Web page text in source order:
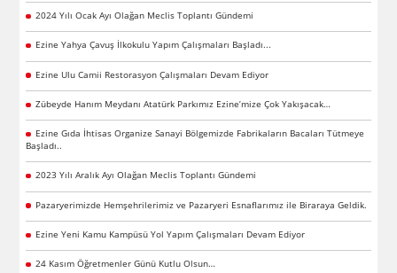
2024 Yılı Ocak Ayı Olağan Meclis Toplantı Gündemi
Ezine Yahya Çavuş İlkokulu Yapım Çalışmaları Başladı...
Ezine Ulu Camii Restorasyon Çalışmaları Devam Ediyor
Zübeyde Hanım Meydanı Atatürk Parkımız Ezine’mize Çok Yakışacak…
Ezine Gıda İhtisas Organize Sanayi Bölgemizde Fabrikaların Bacaları Tütmeye
Başladı..
2023 Yılı Aralık Ayı Olağan Meclis Toplantı Gündemi
Pazaryerimizde Hemşehrilerimiz ve Pazaryeri Esnaflarımız ile Biraraya Geldik.
Ezine Yeni Kamu Kampüsü Yol Yapım Çalışmaları Devam Ediyor
24 Kasım Öğretmenler Günü Kutlu Olsun…